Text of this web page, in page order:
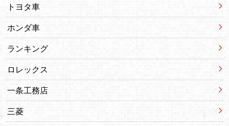
トヨタ車
ホンダ車
ランキング
ロレックス
一条工務店
三菱